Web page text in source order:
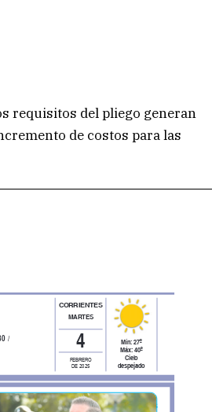
requisitos del pliego generan
de costos para las